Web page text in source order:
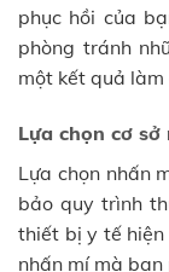
phục hồi của
phòng tránh
một kết quả làm
Lựa chọn cơ
Lựa chọn nhấn
bảo quy trình
thiết bị y tế
nhấn mí mà